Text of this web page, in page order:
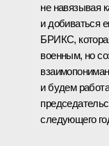
не навязывая
и добиваться
БРИКС,
военным, но
и будем
следующего